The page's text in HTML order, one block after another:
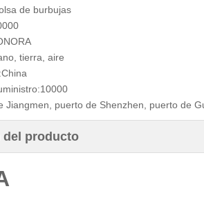
de burbujas
tierra, aire
China
10000
Jiangmen, puerto de Shenzhen, puerto de
del producto